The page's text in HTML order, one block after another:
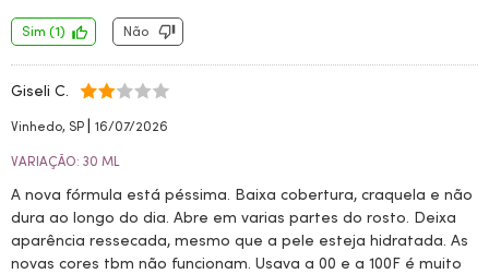
Sim (1) Não
Giseli C.
Vinhedo, SP | 16/07/2026
VARIAÇÃO: 30 ML
A nova fórmula está péssima. Baixa cobertura, craquela e não
dura ao longo do dia. Abre em varias partes do rosto. Deixa
aparência ressecada, mesmo que a pele esteja hidratada. As
novas cores tbm não funcionam. Usava a 00 e a 100F é muito